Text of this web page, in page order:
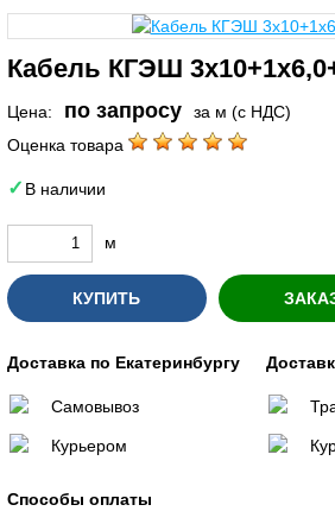
Кабель КГЭШ
Цена: по запросу
за м (с НДС)
Оценка товара
В наличии
м
КУПИТЬ
Доставка по Екатеринбургу
Самовывоз
Курьером
Способы оплаты